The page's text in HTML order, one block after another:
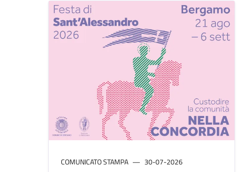
COMUNICATO STAMPA 30-07-2026